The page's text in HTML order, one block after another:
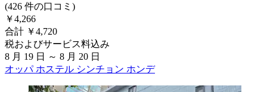
(426 件の口コミ)
￥4,266
合計 ￥4,720
税およびサービス料込み
8 月 19 日 ～ 8 月 20 日
オッパ ホステル シンチョン ホンデ